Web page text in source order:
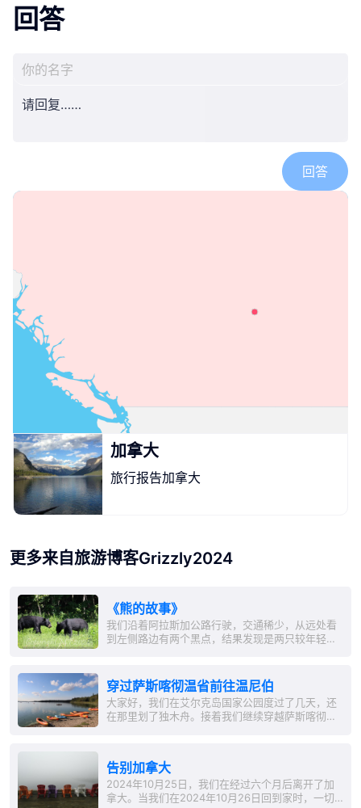
回答
回答
加拿大
旅行报告加拿大
更多来自旅游博客Grizzly2024
《熊的故事》
我们沿着阿拉斯加公路行驶，交通稀少，从远处看
到左侧路边有两个黑点，结果发现是两只较年轻的
中。 ...
穿过萨斯喀彻温省前往温尼伯
大家好，我们在艾尔克岛国家公园度过了几天，还
在那里划了独木舟。接着我们继续穿越萨斯喀彻温
告别加拿大
2024年10月25日，我们在经过六个月后离开了加
拿大。当我们在2024年10月26日回到家时，一切